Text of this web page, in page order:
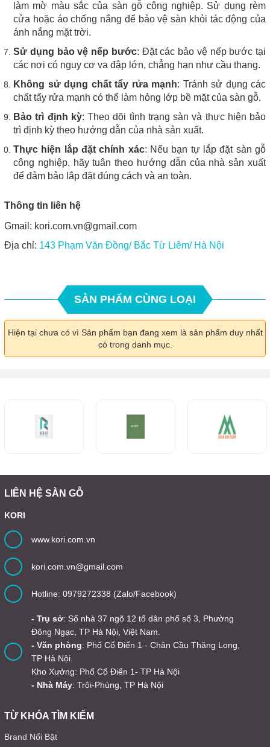
làm mờ màu sắc của sàn gỗ công nghiệp. Sử dụng rèm
cửa hoặc áo chống nắng để bảo vệ sàn khỏi tác động của
ánh nắng mặt trời.
Sử dụng bảo vệ nếp bước: Đặt các bảo vệ nếp bước tại
các nơi có nguy cơ va đập lớn, chẳng hạn như cầu thang.
Không sử dụng chất tẩy rửa mạnh: Tránh sử dụng các
chất tẩy rửa mạnh có thể làm hỏng lớp bề mặt của sàn gỗ.
Bảo trì định kỳ: Theo dõi tình trạng sàn và thực hiện bảo
trì định kỳ theo hướng dẫn của nhà sản xuất.
Thực hiện lắp đặt chính xác: Nếu bạn tự lắp đặt sàn gỗ
công nghiệp, hãy tuân theo hướng dẫn của nhà sản xuất
để đảm bảo lắp đặt đúng cách và an toàn.
Thông tin liên hệ
Gmail: kori.com.vn@gmail.com
Địa chỉ: 143 Phạm Văn Đồng/ Bắc Từ Liêm/ Hà Nội
SẢN PHẨM CÙNG LOẠI
Hiện tại chưa có vì Sản phẩm bạn đang xem là sản phẩm duy nhất
có trong danh mục.
LIÊN HỆ SÀN GỖ
KORI
www.kori.com.vn
kori.com.vn@gmail.com
Hotline: 0979272338 (Zalo/Facebook)
- Trụ sở: Số nhà 37 ngõ 12 tổ dân phố số 3, Phường
Đông Ngạc, TP Hà Nội, Việt Nam.
- Văn phòng: Phố Cổ Điển 1 - Chân Cầu Thăng Long,
TP Hà Nội.
Kho Xưởng: Phố Cổ Điển 1- TP Hà Nội
- Nhà Máy: Trôi-Phùng, TP Hà Nội
TỪ KHÓA TÌM KIẾM
Brand Nổi Bật